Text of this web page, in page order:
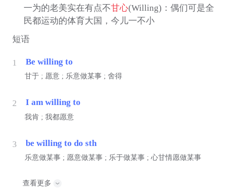
一为的老美实在有点不甘心(Willing)：偶们可是全
民都运动的体育大国，今儿一不小
短语
1 Be willing to
甘于 ; 愿意 ; 乐意做某事 ; 舍得
2 I am willing to
我肯 ; 我都愿意
3 be willing to do sth
乐意做某事 ; 愿意做某事 ; 乐于做某事 ; 心甘情愿做某事
查看更多